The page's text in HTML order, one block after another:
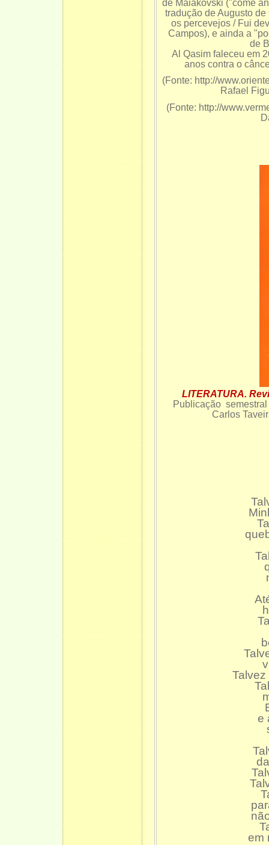
de Maiakovski ("come
tradução de Augusto
os percevejos / Fui
Campos), e ainda a
de
Al Qasim faleceu em
anos contra o
(Fonte: http://
Rafael
(Fonte: http://
LITERATURA.
Publicação
e
em